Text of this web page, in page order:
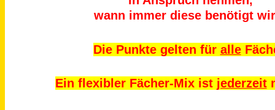
wann immer diese benötigt
Die Punkte gelten für alle
Ein flexibler Fächer-Mix ist jederzeit